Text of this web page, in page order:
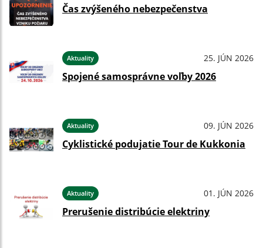
Čas zvýšeného nebezpečenstva
Aktuality 25. JÚN 2026
Spojené samosprávne voľby 2026
Aktuality 09. JÚN 2026
Cyklistické podujatie Tour de Kukkonia
Aktuality 01. JÚN 2026
Prerušenie distribúcie elektriny